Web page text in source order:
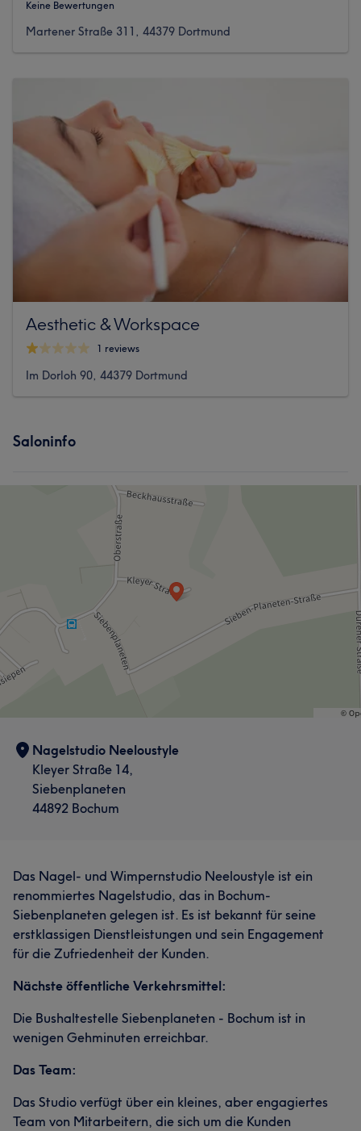
Keine Bewertungen
Martener Straße 311, 44379 Dortmund
Aesthetic & Workspace
1 reviews
Im Dorloh 90, 44379 Dortmund
Saloninfo
Nagelstudio Neeloustyle
Kleyer Straße 14,
Siebenplaneten
44892 Bochum
Das Nagel- und Wimpernstudio Neeloustyle ist ein
renommiertes Nagelstudio, das in Bochum-
Siebenplaneten gelegen ist. Es ist bekannt für seine
erstklassigen Dienstleistungen und sein Engagement
für die Zufriedenheit der Kunden.
Nächste öffentliche Verkehrsmittel:
Die Bushaltestelle Siebenplaneten - Bochum ist in
wenigen Gehminuten erreichbar.
Das Team:
Das Studio verfügt über ein kleines, aber engagiertes
Team von Mitarbeitern, die sich um die Kunden